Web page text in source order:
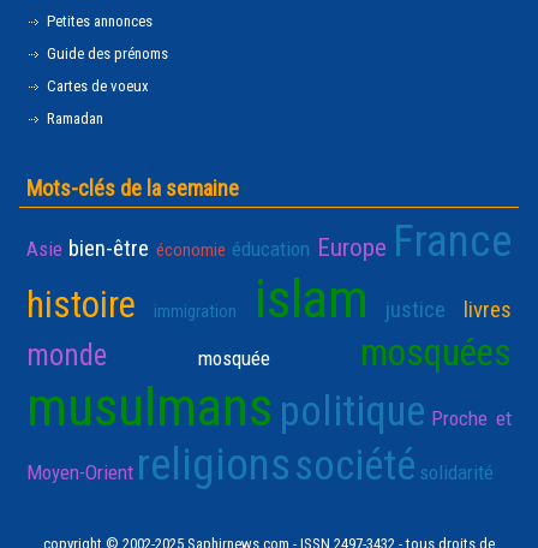
Petites annonces
Guide des prénoms
Cartes de voeux
Ramadan
Mots-clés de la semaine
Asie bien-être économie éducation Europe France
histoire immigration islam justice livres
monde mosquée mosquées
musulmans politique Proche et
Moyen-Orient religionssociété solidarité
copyright © 2002-2025 Saphirnews.com - ISSN 2497-3432 - tous droits de